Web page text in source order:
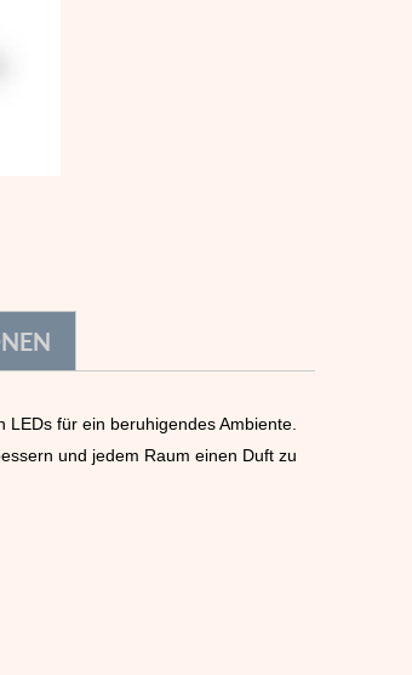
für ein beruhigendes Ambiente.
und jedem Raum einen Duft zu